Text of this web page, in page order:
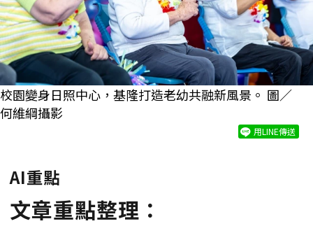
校園變身日照中心，基隆打造老幼共融新風景。 圖／
何維綱攝影
用LINE傳送
AI重點
文章重點整理：